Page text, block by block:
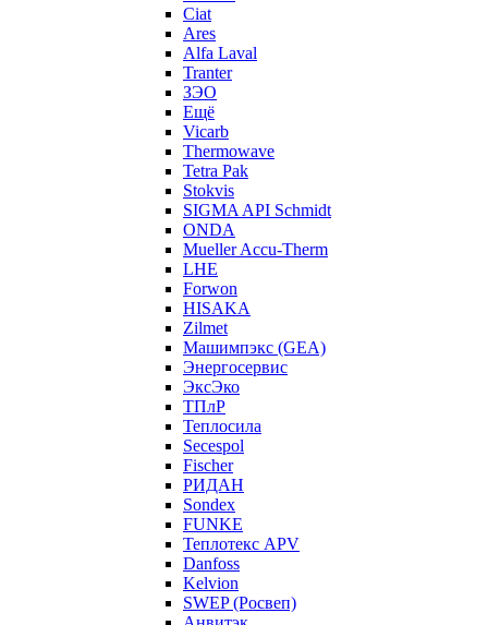
Ciat
Ares
Alfa Laval
Tranter
ЗЭО
Ещё
Vicarb
Thermowave
Tetra Pak
Stokvis
SIGMA API Schmidt
ONDA
Mueller Accu-Therm
LHE
Forwon
HISAKA
Zilmet
Машимпэкс (GEA)
Энергосервис
ЭксЭко
ТПлР
Теплосила
Secespol
Fischer
РИДАН
Sondex
FUNKE
Теплотекс APV
Danfoss
Kelvion
SWEP (Росвеп)